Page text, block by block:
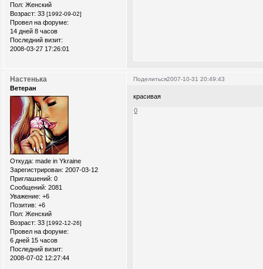
Пол: Женский
Возраст: 33 [1992-09-02]
Провел на форуме:
14 дней 8 часов
Последний визит:
2008-03-27 17:26:01
Поделиться2007-10-31 20:49:43
Настенька
Ветеран
Откуда: made in Ykraine
Зарегистрирован: 2007-03-12
Приглашений: 0
Сообщений: 2081
Уважение: +6
Позитив: +6
Пол: Женский
Возраст: 33 [1992-12-26]
Провел на форуме:
6 дней 15 часов
Последний визит:
2008-07-02 12:27:44
красивая
0